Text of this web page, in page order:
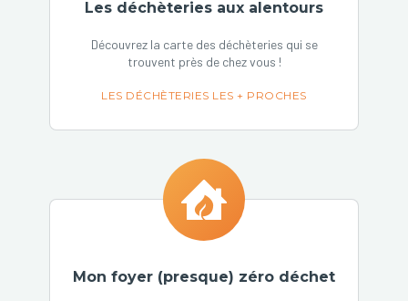
Les déchèteries aux alentours
Découvrez la carte des déchèteries qui se
trouvent près de chez vous !
LES DÉCHÈTERIES LES + PROCHES
Mon foyer (presque) zéro déchet